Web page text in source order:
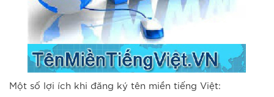
Một số lợi ích khi đăng ký tên miền tiếng Việt: